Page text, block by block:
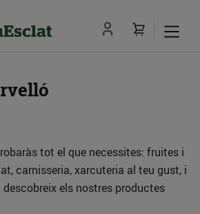
tot el que necessites: fruites i
carnisseria, xarcuteria al teu gust, i
els nostres productes